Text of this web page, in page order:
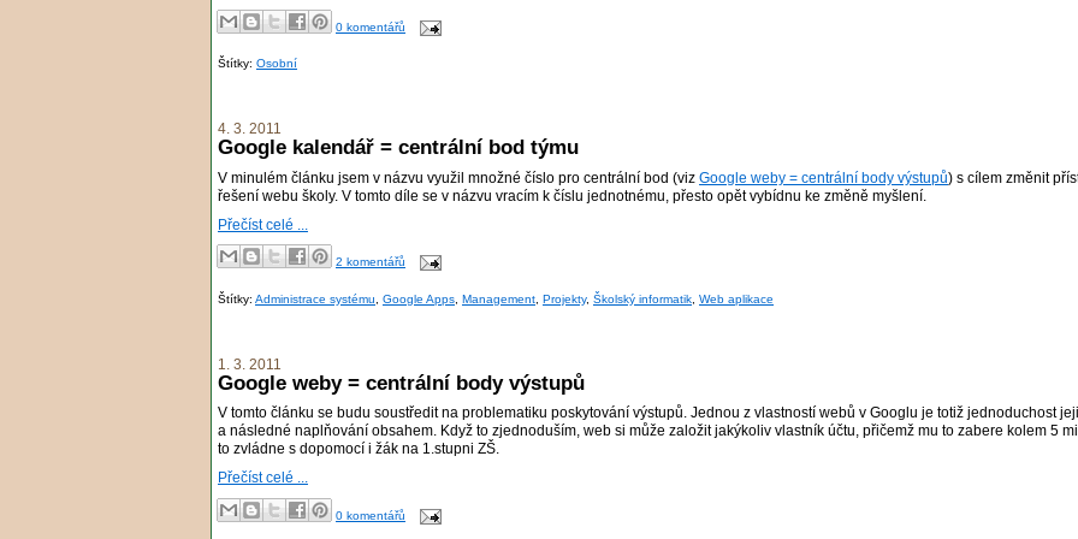
0 komentářů
Štítky: Osobní
4. 3. 2011
Google kalendář = centrální bod týmu
V minulém článku jsem v názvu využil množné číslo pro centrální bod (viz Google weby = centrální body výstupů) s cílem změnit
řešení webu školy. V tomto díle se v názvu vracím k číslu jednotnému, přesto opět vybídnu ke změně myšlení.
Přečíst celé ...
2 komentářů
Štítky: Administrace systému Google Apps Management Projekty, Školský informatik Web aplikace
1. 3. 2011
Google weby = centrální body výstupů
V tomto článku se budu soustředit na problematiku poskytování výstupů. Jednou z vlastností webů v Googlu je totiž jednoduchost
a následné naplňování obsahem. Když to zjednoduším, web si může založit jakýkoliv vlastník účtu, přičemž mu to zabere kolem 5
to zvládne s dopomocí i žák na 1.stupni ZŠ.
Přečíst celé ...
0 komentářů